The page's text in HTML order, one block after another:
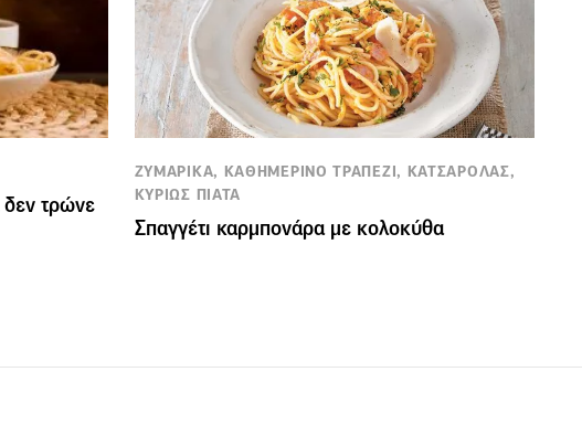
δεν τρώνε
ΖΥΜΑΡΙΚΑ, ΚΑΘΗΜΕΡΙΝΟ ΤΡΑΠΕΖΙ, ΚΑΤΣΑΡΟΛΑΣ,
ΚΥΡΙΩΣ ΠΙΑΤΑ
Σπαγγέτι καρμπονάρα με κολοκύθα